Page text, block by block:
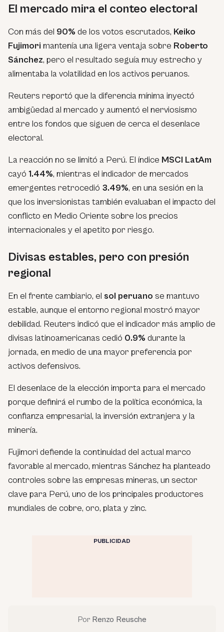
El mercado mira el conteo electoral
Con más del 90% de los votos escrutados, Keiko
Fujimori mantenía una ligera ventaja sobre Roberto
Sánchez, pero el resultado seguía muy estrecho y
alimentaba la volatilidad en los activos peruanos.
Reuters reportó que la diferencia mínima inyectó
ambigüedad al mercado y aumentó el nerviosismo
entre los fondos que siguen de cerca el desenlace
electoral.
La reacción no se limitó a Perú. El índice MSCI LatAm
cayó 1.44%, mientras el indicador de mercados
emergentes retrocedió 3.49%, en una sesión en la
que los inversionistas también evaluaban el impacto del
conflicto en Medio Oriente sobre los precios
internacionales y el apetito por riesgo.
Divisas estables, pero con presión
regional
En el frente cambiario, el sol peruano se mantuvo
estable, aunque el entorno regional mostró mayor
debilidad. Reuters indicó que el indicador más amplio de
divisas latinoamericanas cedió 0.9% durante la
jornada, en medio de una mayor preferencia por
activos defensivos.
El desenlace de la elección importa para el mercado
porque definirá el rumbo de la política económica, la
confianza empresarial, la inversión extranjera y la
minería.
Fujimori defiende la continuidad del actual marco
favorable al mercado, mientras Sánchez ha planteado
controles sobre las empresas mineras, un sector
clave para Perú, uno de los principales productores
mundiales de cobre, oro, plata y zinc.
PUBLICIDAD
Por Renzo Reusche